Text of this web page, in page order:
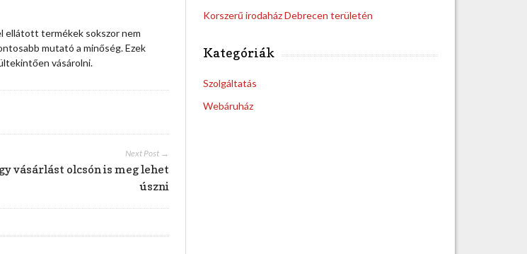
ellátott termékek sokszor nem
mutató a minőség. Ezek
vásárolni.
Next Post →
vásárlást olcsón is meg lehet
úszni
Korszerű irodaház Debrecen területén
Kategóriák
Szolgáltatás
Webáruház